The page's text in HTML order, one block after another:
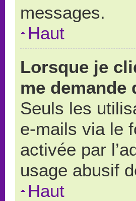
messages.
Haut
Lorsque je
me demande
Seuls les
e-mails via le
activée par
usage abusif
Haut